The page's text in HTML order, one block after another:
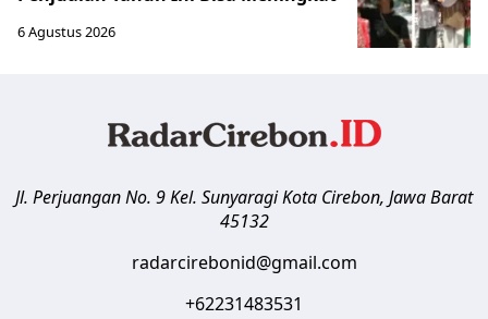
6 Agustus 2026
Jl. Perjuangan No. 9 Kel. SunyaragiKota Cirebon, Jawa Barat
45132
radarcirebonid@gmail.com
+62231483531